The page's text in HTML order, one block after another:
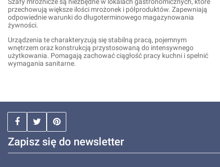
Szafy mroźnicze są niezbędne w lokalach gastronomicznych, które
przechowują większe ilości mrożonek i półproduktów. Zapewniają
odpowiednie warunki do długoterminowego magazynowania
żywności.
Urządzenia te charakteryzują się stabilną pracą, pojemnym
wnętrzem oraz konstrukcją przystosowaną do intensywnego
użytkowania. Pomagają zachować ciągłość pracy kuchni i spełnić
wymagania sanitarne.
Zapisz się do newsletter